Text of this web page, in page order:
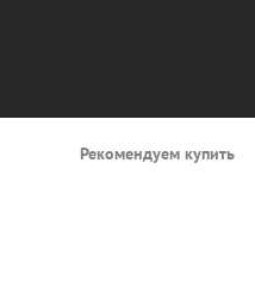
Рекомендуем купить